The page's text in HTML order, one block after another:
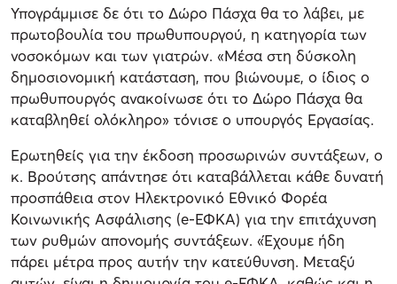
Υπογράμμισε δε ότι το Δώρο Πάσχα θα το λάβει, με
πρωτοβουλία του πρωθυπουργού, η κατηγορία των
νοσοκόμων και των γιατρών. «Μέσα στη δύσκολη
δημοσιονομική κατάσταση, που βιώνουμε, ο ίδιος ο
πρωθυπουργός ανακοίνωσε ότι το Δώρο Πάσχα θα
καταβληθεί ολόκληρο» τόνισε ο υπουργός Εργασίας.
Ερωτηθείς για την έκδοση προσωρινών συντάξεων, ο
κ. Βρούτσης απάντησε ότι καταβάλλεται κάθε δυνατή
προσπάθεια στον Ηλεκτρονικό Εθνικό Φορέα
Κοινωνικής Ασφάλισης (e-ΕΦΚΑ) για την επιτάχυνση
των ρυθμών απονομής συντάξεων. «Έχουμε ήδη
πάρει μέτρα προς αυτήν την κατεύθυνση. Μεταξύ